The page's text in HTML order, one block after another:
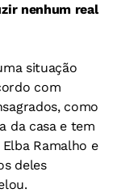
nenhum real
situação
com
como
da casa e tem
Ramalho e
deles